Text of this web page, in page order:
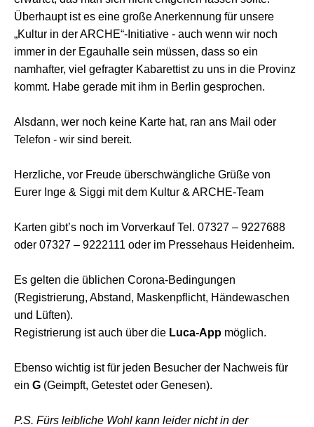
Überhaupt ist es eine große Anerkennung für unsere
„Kultur in der ARCHE“-Initiative - auch wenn wir noch
immer in der Egauhalle sein müssen, dass so ein
namhafter, viel gefragter Kabarettist zu uns in die Provinz
kommt. Habe gerade mit ihm in Berlin gesprochen.
Alsdann, wer noch keine Karte hat, ran ans Mail oder
Telefon - wir sind bereit.
Herzliche, vor Freude überschwängliche Grüße von
Eurer Inge & Siggi mit dem Kultur & ARCHE-Team
Karten gibt’s noch im Vorverkauf Tel. 07327 – 9227688
oder 07327 – 9222111 oder im Pressehaus Heidenheim.
Es gelten die üblichen Corona-Bedingungen
(Registrierung, Abstand, Maskenpflicht, Händewaschen
und Lüften).
Registrierung ist auch über die Luca-App möglich.
Ebenso wichtig ist für jeden Besucher der Nachweis für
ein G (Geimpft, Getestet oder Genesen).
P.S. Fürs leibliche Wohl kann leider nicht in der